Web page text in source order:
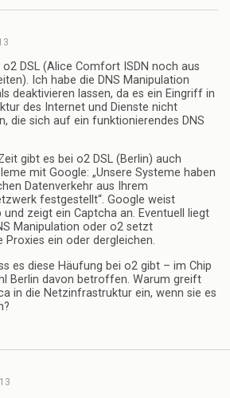
o2 DSL (Alice Comfort ISDN noch aus
Ich habe die DNS Manipulation
deaktivieren lassen, da es ein Eingriff in
des Internet und Dienste nicht
die sich auf ein funktionierendes DNS
gibt es bei o2 DSL (Berlin) auch
mit Google: „Unsere Systeme haben
Datenverkehr aus Ihrem
festgestellt“. Google weist
zeigt ein Captcha an. Eventuell liegt
Manipulation oder o2 setzt
Proxies ein oder dergleichen.
es diese Häufung bei o2 gibt – im Chip
Berlin davon betroffen. Warum greift
in die Netzinfrastruktur ein, wenn sie es